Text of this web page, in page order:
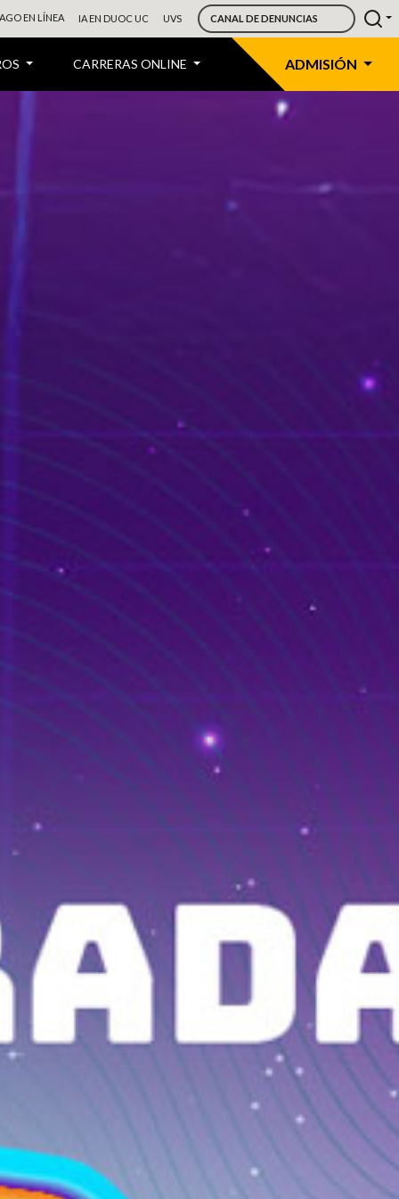
CARRERAS ONLINE ADMISIÓN
EN LÍNEA IA EN DUOC UC UVS CANAL DE DENUNCIAS